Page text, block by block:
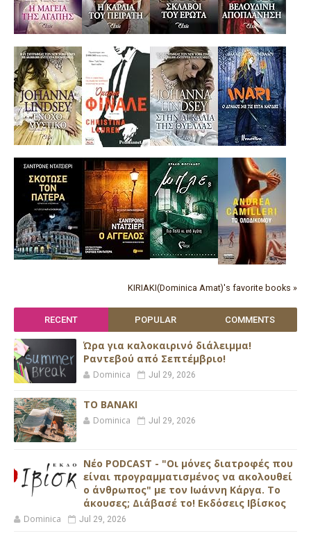
KIRIAKI(Dominica Amat)'s favorite books »
RECENT POPULAR COMMENTS
Ώρα για καλοκαιρινό διάλειμμα!
Ραντεβού από Σεπτέμβριο!
Dominica Jul 29, 2026
ΤΟ ΒΑΝΑΚΙ
Dominica Jul 29, 2026
Νέο PODCAST - "Οι μόνες διατροφές που
είναι προγραμματισμένος να ακολουθεί
ο άνθρωπος" με τον Ιωάννη Κάργα. Το
άκουσες; Διάβασέ το! Εκδόσεις Ιβίσκος
Dominica Jul 29, 2026